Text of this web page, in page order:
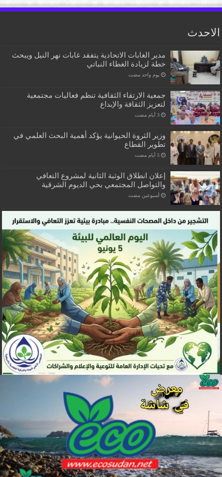
الاحدث
مدير الغابات الاتحادية يتفقد غابات نهر النيل ويبحث
خطة لزيادة الغطاء النباتي
‏يوم واحد مضت
جمعية الارتقاء الثقافية تنظم فعاليات مجتمعية
لتعزيز الثقافة والإبداع
‏3 أيام مضت
وزير الثروة الحيوانية يؤكد أهمية البحث العلمي في
تطوير القطاع
‏5 أيام مضت
إعلان انطلاق الوثبة الثانية لمشروع التعافي
والتواصل المجتمعي بحي الديوم الشرقية
‏أسبوعين مضت